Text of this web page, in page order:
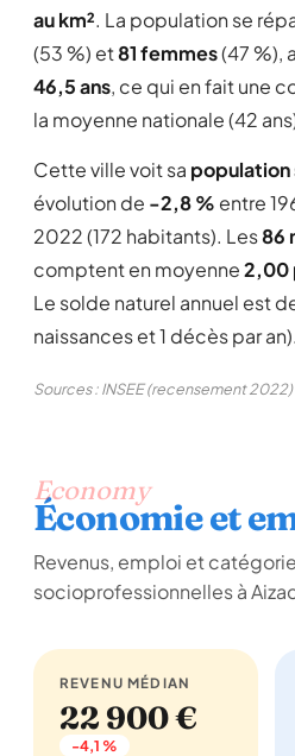
au km². La population se
(53 %) et81 femmes(47 %),
46,5 ans, ce qui en fait une
la moyenne nationale (42
Cette ville voit sa population
évolution de -2,8 % entre
2022 (172 habitants). Les86
comptent en moyenne2,00
Le solde naturel annuel est
naissances et 1 décès par an).
Sources : INSEE (recensement 2022)
Economy
Économie et
Revenus, emploi et
socioprofessionnelles à
REVENU MÉDIAN
22 900 €
-4,1 %